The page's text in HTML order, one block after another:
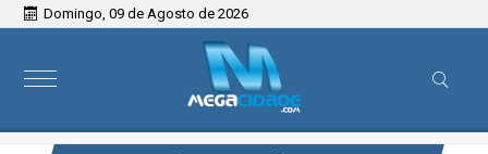
Domingo, 09 de Agosto de 2026